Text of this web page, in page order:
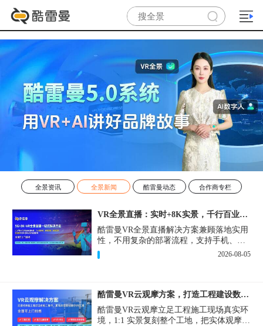
全景资讯 全景新闻 酷雷曼动态 合作商专栏
VR全景直播：实时+8K实景，千行百业的数字化利器
酷雷曼VR全景直播解决方案兼顾落地实用
性，不用复杂的部署流程，支持手机、网
页多端访问，解决各行各业 “看得见、信
得过、降成本、提转化” 的实际难题。
2026-08-05
酷雷曼VR云观摩方案，打造工程建设数字化观摩新范式
酷雷曼VR云观摩立足工程施工现场真实环
境，1:1 实景复刻整个工地，把实体观摩会